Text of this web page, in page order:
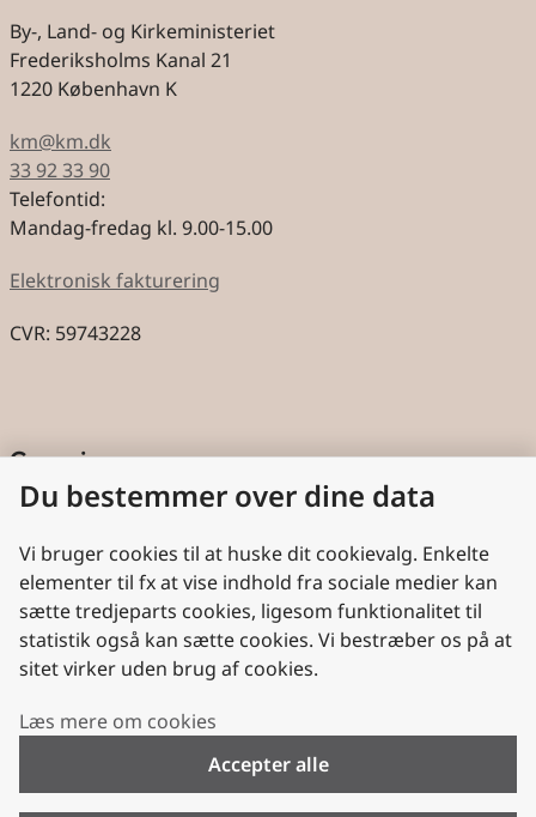
By-, Land- og Kirkeministeriet
Frederiksholms Kanal 21
1220 København K
km@km.dk
33 92 33 90
Telefontid:
Mandag-fredag kl. 9.00-15.00
Elektronisk fakturering
CVR: 59743228
Genveje
Cookies
Aktindsigt
Persondatabeskyttelse
Nyttige links
Plan- og Landdistriktsstyrelsen
Folkekirken.dk
Du bestemmer over dine data
Vi bruger cookies til at huske dit cookievalg. Enkelte
elementer til fx at vise indhold fra sociale medier kan
sætte tredjeparts cookies, ligesom funktionalitet til
statistik også kan sætte cookies. Vi bestræber os på at
sitet virker uden brug af cookies.
Læs mere om cookies
Accepter alle